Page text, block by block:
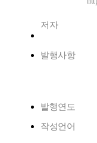
저자
발행사항
발행연도
작성언어